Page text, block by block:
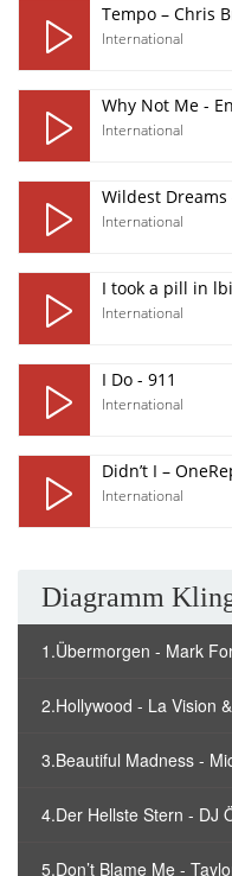
Tempo – Chris
International
Why Not Me -
International
Wildest
International
I took a pill in
International
I Do - 911
International
Didn’t I –
International
Diagramm
1.Übermorgen - Mark
2.Hollywood - La Vision
3.Beautiful Madness -
4.Der Hellste Stern - DJ
5.Don’t Blame Me -